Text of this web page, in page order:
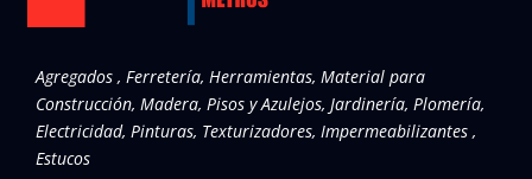
Agregados , Ferretería, Herramientas, Material para
Construcción, Madera, Pisos y Azulejos, Jardinería, Plomería,
Electricidad, Pinturas, Texturizadores, Impermeabilizantes ,
Estucos